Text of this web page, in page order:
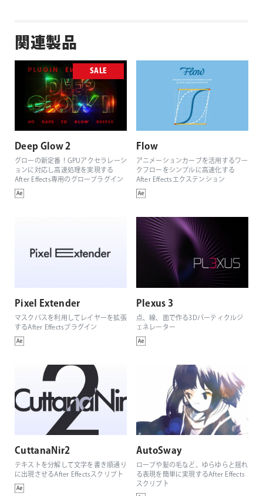
関連製品
SALE
Deep Glow 2
グローの新定番！GPUアクセラレーシ
ョンに対応し高速処理を実現する
After Effects専用のグロープラグイン
Flow
アニメーションカーブを活用するワー
クフローをシンプルに高速化する
After Effectsエクステンション
Pixel Extender
マスクパスを利用してレイヤーを拡張
するAfter Effectsプラグイン
Plexus 3
点、線、面で作る3Dパーティクルジ
ェネレーター
CuttanaNir2
テキストを分解して文字を書き順通り
に出現させるAfter Effectsスクリプト
AutoSway
ロープや髪の毛など、ゆらゆらと揺れ
る表現を簡単に実現するAfter Effects
スクリプト